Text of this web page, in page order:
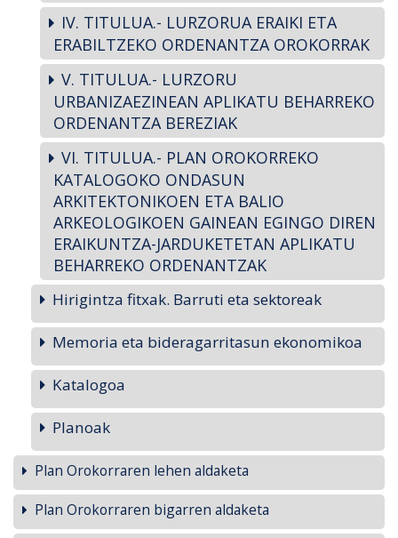
IV. TITULUA.- LURZORUA ERAIKI ETA
ERABILTZEKO ORDENANTZA OROKORRAK
V. TITULUA.- LURZORU
URBANIZAEZINEAN APLIKATU BEHARREKO
ORDENANTZA BEREZIAK
VI. TITULUA.- PLAN OROKORREKO
KATALOGOKO ONDASUN
ARKITEKTONIKOEN ETA BALIO
ARKEOLOGIKOEN GAINEAN EGINGO DIREN
ERAIKUNTZA-JARDUKETETAN APLIKATU
BEHARREKO ORDENANTZAK
Hirigintza fitxak. Barruti eta sektoreak
Memoria eta bideragarritasun ekonomikoa
Katalogoa
Planoak
Plan Orokorraren lehen aldaketa
Plan Orokorraren bigarren aldaketa